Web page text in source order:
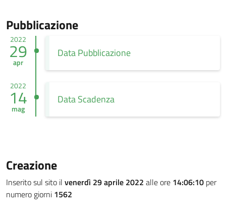
Pubblicazione
2022
29
apr
Data Pubblicazione
2022
14
mag
Data Scadenza
Creazione
Inserito sul sito il venerdì 29 aprile 2022 alle ore 14:06:10 per
numero giorni 1562